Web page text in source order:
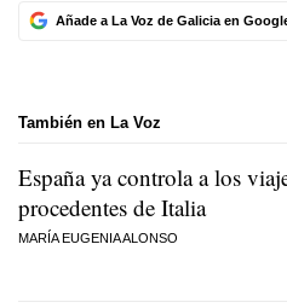
Añade a La Voz de Galicia en
También en La Voz
España ya controla a los
procedentes de Italia
MARÍA EUGENIA ALONSO